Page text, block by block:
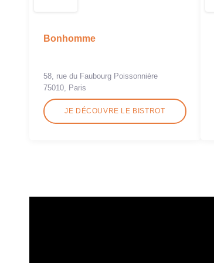
Bonhomme
58, rue du Faubourg Poissonnière
75010, Paris
JE DÉCOUVRE LE BISTROT